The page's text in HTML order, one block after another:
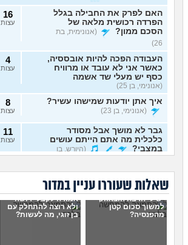
האם לפרק את החבילה בגלל
הפרדה רכושית מלאה של
הסכם ממון?
(אנונימית, בת
26)
16
עצות
העבודה הפכה להיות אובססיה,
כאשר אני לא עובד או מרוויח
כסף יש מעלי שד אשמה
(אנונימי, בן 25)
4
עצות
איך אתן יודעות שמישהו עשיר?
(אנונימי, בן 23)
8
עצות
גבר לא מושך אבל מסודר
כלכלית מה אתם הייתם עושים
במצבי?
(היורש, בן
11
עצות
מלון במצוקה (מישהי, בת 30)
האם יש לכם עצות לגבי הבדל
הכנסה בזוגיות?
(כינוי, בן 23)
7
שאלות שעוררו עניין במדור
יש לי הרבה הוצאות,
למשוך סכום קטן
מהפנסיה?
אמורה לקבל ירושה
ולא רוצה להתחלק עם
בן זוגי, מה לעשות?